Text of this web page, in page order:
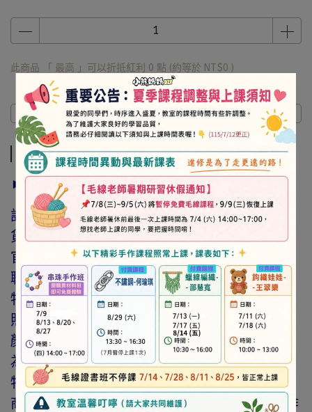
此商品 「 最高 」可以折抵紅利 0 點 (約等於 NT$0 )
商品介紹 規格說明 運送方式
商品介紹
► 注意事項
訂購前請詳閱「線上訂購流程說明」及「退換
貨需知」，謝謝。
官網與門市同步銷售，如遇缺貨會由專人與您
聯繫。
特價商品，會員不再提供折扣優惠。
照片因拍攝光線與螢幕色差而有所差異，實際
顏色與網路呈現略有不同，將以實際出貨商品
為準。
特價品、客訂商品、毛線、緞帶、繩線、零碼
商品、工具、消耗性商品(如膠類…等)，與著作